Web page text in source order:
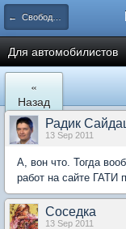
← Свободное общение
Для автомобилистов
«
Назад
Радик
13 Sep 2011
А, вон что. Тогда
работ на сайте ГАТИ
Соседка
13 Sep 2011